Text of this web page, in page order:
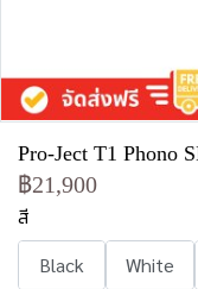
Pro-Ject T1 Phono
฿21,900
สี
Black White